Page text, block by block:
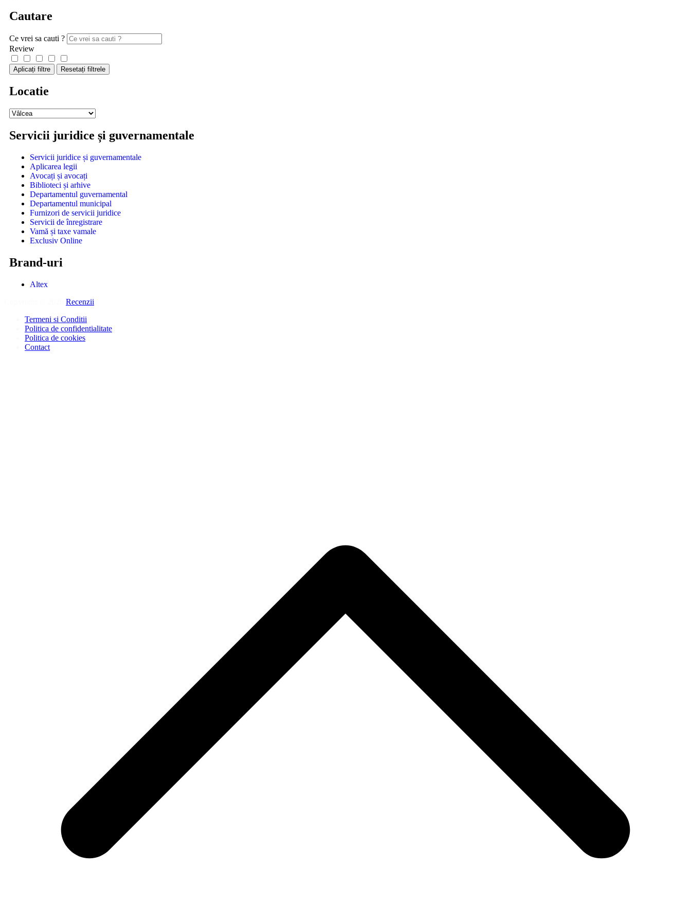
Cautare
Ce vrei sa cauti ?
Review
Aplicați filtre Resetați filtrele
Locatie
Servicii juridice și guvernamentale
Servicii juridice și guvernamentale
Aplicarea legii
Avocați și avocați
Biblioteci și arhive
Departamentul guvernamental
Departamentul municipal
Furnizori de servicii juridice
Servicii de înregistrare
Vamă și taxe vamale
Exclusiv Online
Brand-uri
Altex
Recenzii
Termeni si Conditii
Politica de confidentialitate
Politica de cookies
Contact